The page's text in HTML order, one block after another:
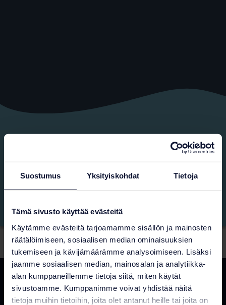
Suostumus Yksityiskohdat Tietoja
Tämä sivusto käyttää evästeitä
Käytämme evästeitä tarjoamamme sisällön ja mainosten
räätälöimiseen, sosiaalisen median ominaisuuksien
tukemiseen ja kävijämäärämme analysoimiseen. Lisäksi
jaamme sosiaalisen median, mainosalan ja analytiikka-
alan kumppaneillemme tietoja siitä, miten käytät
sivustoamme. Kumppanimme voivat yhdistää näitä
tietoja muihin tietoihin, joita olet antanut heille tai joita on
EtusivuPalvelut Asennus ja urakointi